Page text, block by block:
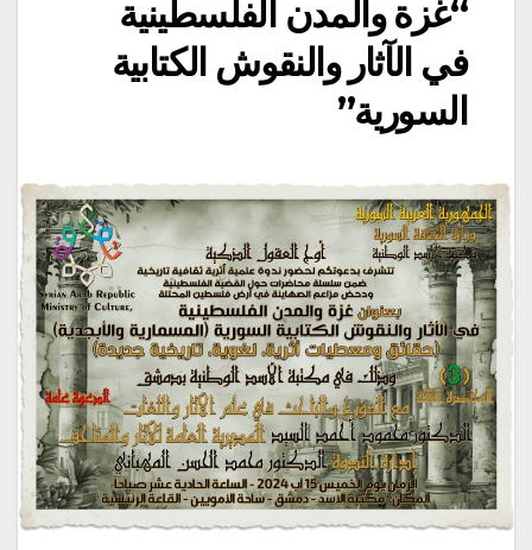
“غزة والمدن الفلسطينية
في الآثار والنقوش الكتابية
السورية”